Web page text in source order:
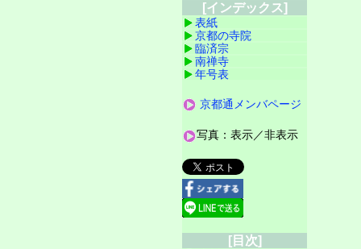
[インデックス]
表紙
京都の寺院
臨済宗
南禅寺
年号表
京都通メンバページ
写真：表示／非表示
[目次]